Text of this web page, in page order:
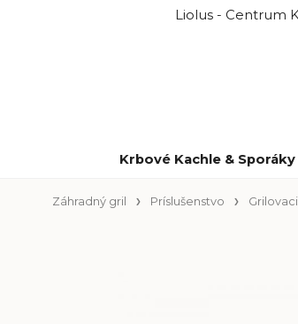
Liolus - Centrum
Krbové Kachle & Sporáky
Záhradný gril Príslušenstvo